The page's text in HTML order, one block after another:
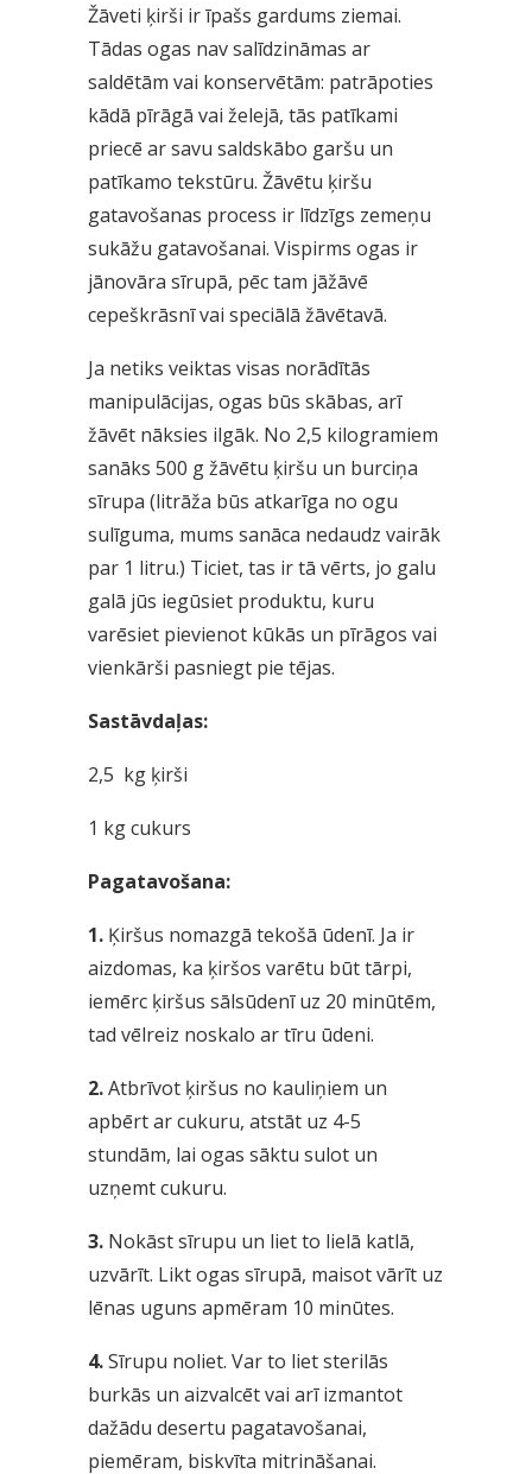
Žāveti ķirši ir īpašs gardums ziemai.
Tādas ogas nav salīdzināmas ar
saldētām vai konservētām: patrāpoties
kādā pīrāgā vai želejā, tās patīkami
priecē ar savu saldskābo garšu un
patīkamo tekstūru. Žāvētu ķiršu
gatavošanas process ir līdzīgs zemeņu
sukāžu gatavošanai. Vispirms ogas ir
jānovāra sīrupā, pēc tam jāžāvē
cepeškrāsnī vai speciālā žāvētavā.
Ja netiks veiktas visas norādītās
manipulācijas, ogas būs skābas, arī
žāvēt nāksies ilgāk. No 2,5 kilogramiem
sanāks 500 g žāvētu ķiršu un burciņa
sīrupa (litrāža būs atkarīga no ogu
sulīguma, mums sanāca nedaudz vairāk
par 1 litru.) Ticiet, tas ir tā vērts, jo galu
galā jūs iegūsiet produktu, kuru
varēsiet pievienot kūkās un pīrāgos vai
vienkārši pasniegt pie tējas.
Sastāvdaļas:
2,5 kg ķirši
1 kg cukurs
Pagatavošana:
1. Ķiršus nomazgā tekošā ūdenī. Ja ir
aizdomas, ka ķiršos varētu būt tārpi,
iemērc ķiršus sālsūdenī uz 20 minūtēm,
tad vēlreiz noskalo ar tīru ūdeni.
2.Atbrīvot ķiršus no kauliņiem un
apbērt ar cukuru, atstāt uz 4-5
stundām, lai ogas sāktu sulot un
uzņemt cukuru.
3. Nokāst sīrupu un liet to lielā katlā,
uzvārīt. Likt ogas sīrupā, maisot vārīt uz
lēnas uguns apmēram 10 minūtes.
4.Sīrupu noliet. Var to liet sterilās
burkās un aizvalcēt vai arī izmantot
dažādu desertu pagatavošanai,
piemēram, biskvīta mitrināšanai.